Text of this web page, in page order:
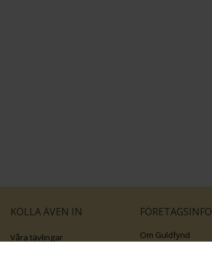
KOLLA ÄVEN IN
Våra tävlingar
FÖRETAGSINFO
Om Guldfynd